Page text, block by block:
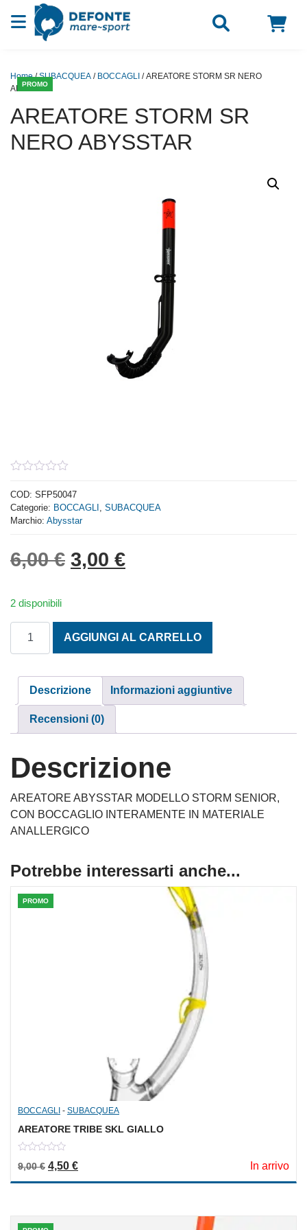
Vai al contenuto
PROMO
Home/SUBACQUEA / BOCCAGLI / AREATORE STORM SR NERO
ABYSSTAR
AREATORE STORM SR
NERO ABYSSTAR
out
of
5
COD: SFP50047
Categorie: BOCCAGLI
SUBACQUEA
Marchio: Abysstar
6,00€ Il prezzo originale era:
3,00 €Il prezzo attuale è:
2 disponibili
AGGIUNGI AL CARRELLO
Descrizione Informazioni aggiuntive
Recensioni (0)
Descrizione
AREATORE ABYSSTAR MODELLO STORM SENIOR,
CON BOCCAGLIO INTERAMENTE IN MATERIALE
ANALLERGICO
Potrebbe interessarti anche...
PROMO
BOCCAGLI - SUBACQUEA
AREATORE TRIBE SKL GIALLO
out
5
9,00€ Il prezzo originale era: 9,00 €.
4,50 €Il prezzo attuale è: 4,50 €. In arrivo